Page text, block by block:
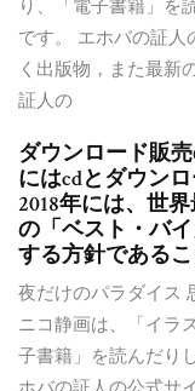
り、「電子書籍」を
です。 エホバの証人
く出版物，また最新
証人の
ダウンロード販
にはcdとダウン
2018年には、世
の「ベスト・バ
する方針であるこ
夜だけのパラダイス
ニコ静画は、「イラ
子書籍」を読んだり